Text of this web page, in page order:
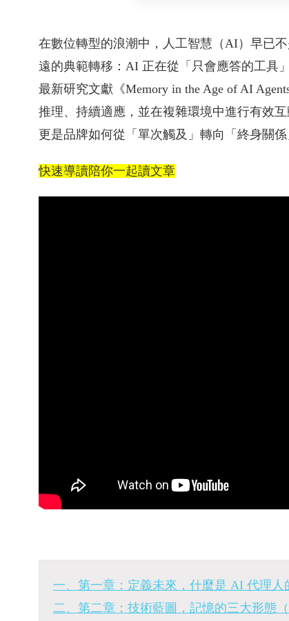
在數位轉型的浪潮中，人工智慧（AI）早已
遠的典範轉移：AI 正在從「只會應答的工具
最新研究文獻《Memory in the Age of AI
推理、持續適應，並在複雜環境中進行有效
更是品牌如何從「單次觸及」轉向「終身關係
快速導讀陪你一起讀文章
一、第一章：定義未來，什麼是 AI 代理人
二、第二章：技術藍圖，記憶的三大形態（